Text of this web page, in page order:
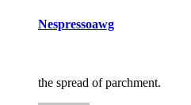
Nespressoawg
the spread of parchment.